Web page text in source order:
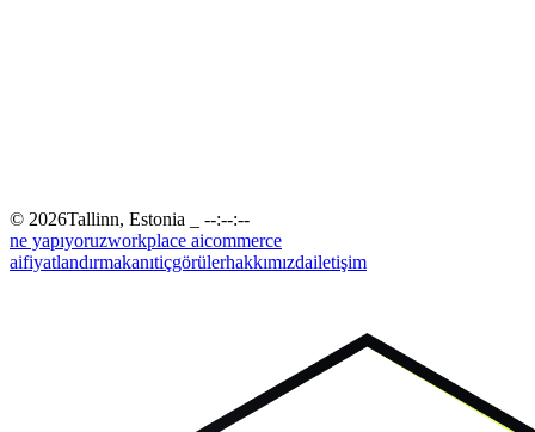
© 2026Tallinn, Estonia _ --:--:--
ne yapıyoruzworkplace aicommerce
aifiyatlandırmakanıtiçgörülerhakkımızdailetişim